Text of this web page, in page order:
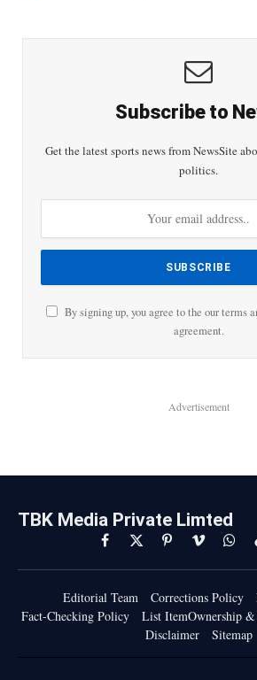
Subscribe to
Get the latest sports news from NewsSite
politics.
By signing up, you agree to the our terms
agreement.
Advertisement
TBK Media Private Limted
Facebook
X
(Twitter)
PinterestVimeo
Editorial Team Corrections Policy
Fact-Checking Policy
List ItemOwnership
Disclaimer
Sitemap